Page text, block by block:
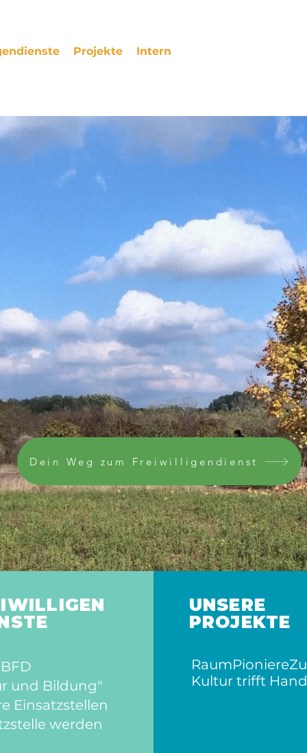
Projekte Intern
Dein Weg zum Freiwilligendienst
BFD
und Bildung"
Einsatzstellen
werden
UNSERE
PROJEKTE
RaumPioniereZ
Kultur trifft